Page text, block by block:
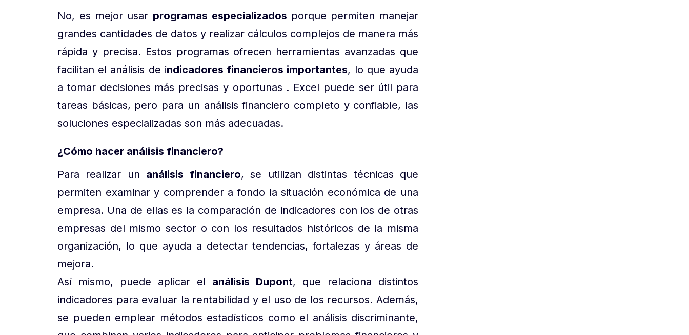
No, es mejor usar programas especializados porque permiten manejar
grandes cantidades de datos y realizar cálculos complejos de manera más
rápida y precisa. Estos programas ofrecen herramientas avanzadas que
facilitan el análisis de indicadores financieros importantes, lo que ayuda
a tomar decisiones más precisas y oportunas . Excel puede ser útil para
tareas básicas, pero para un análisis financiero completo y confiable, las
soluciones especializadas son más adecuadas.
¿Cómo hacer análisis financiero?
Para realizar un análisis financiero, se utilizan distintas técnicas que
permiten examinar y comprender a fondo la situación económica de una
empresa. Una de ellas es la comparación de indicadores con los de otras
empresas del mismo sector o con los resultados históricos de la misma
organización, lo que ayuda a detectar tendencias, fortalezas y áreas de
mejora.
Así mismo, puede aplicar el análisis Dupont, que relaciona distintos
indicadores para evaluar la rentabilidad y el uso de los recursos. Además,
se pueden emplear métodos estadísticos como el análisis discriminante,